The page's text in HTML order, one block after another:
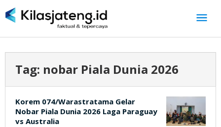
ke
Tag: nobar Piala Dunia 2026
Korem 074/Warastratama Gelar
Nobar Piala Dunia 2026 Laga Paraguay
vs Australia